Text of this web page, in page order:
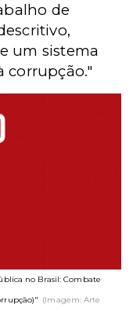
de
um sistema
corrupção."
no Brasil: Combate
(Imagem: Arte